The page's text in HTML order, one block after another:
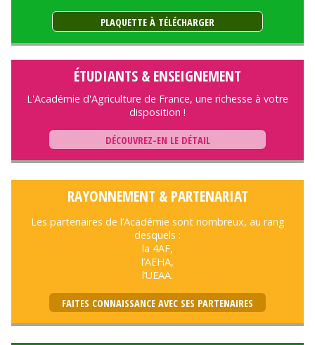
PLAQUETTE À TÉLÉCHARGER
ÉTUDIANTS & ENSEIGNEMENT
L'Académie d'Agriculture de France, une richesse à votre
disposition !
DÉCOUVREZ-EN LE DÉTAIL
RAYONNEMENT & PARTENARIAT
Les partenaires de l’Académie sont nombreux, au rang
desquels :
la 4AF,
l’AEHA,
l’UEAA.
FAITES CONNAISSANCE AVEC SES PARTENAIRES